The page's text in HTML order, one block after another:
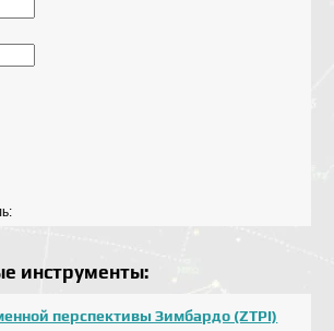
инструменты:
перспективы Зимбардо (ZTPI)